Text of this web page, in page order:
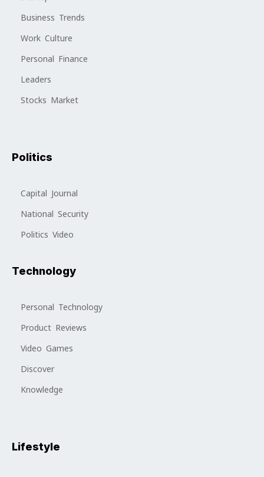
Business Trends
Work Culture
Personal Finance
Leaders
Stocks Market
Politics
Capital Journal
National Security
Politics Video
Technology
Personal Technology
Product Reviews
Video Games
Discover
Knowledge
Lifestyle